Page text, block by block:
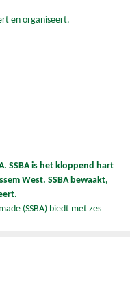
en organiseert.
SSBA is het kloppend hart
West. SSBA bewaakt,
(SSBA) biedt met zes